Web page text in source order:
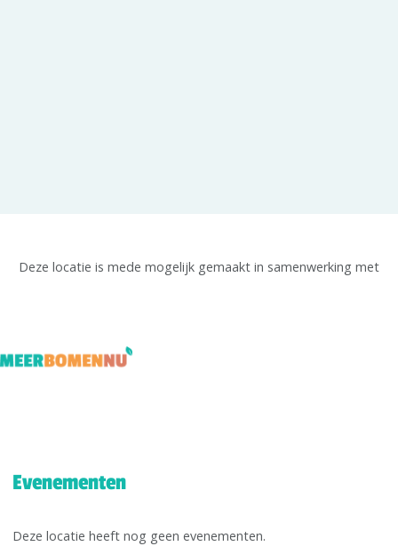
Deze locatie is mede mogelijk gemaakt in samenwerking met
Evenementen
Deze locatie heeft nog geen evenementen.